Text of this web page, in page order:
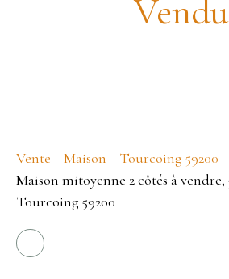
Vendu
Vente Maison
Tourcoing 59200
Maison mitoyenne 2 côtés à vendre,
Tourcoing 59200